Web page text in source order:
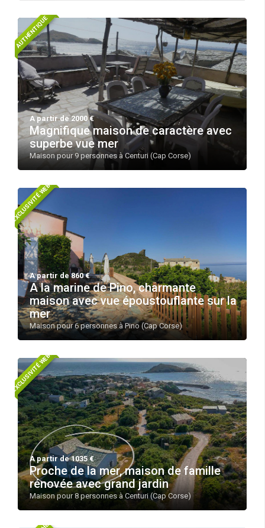
AUTHENTIQUE
A partir de 2000 €
Magnifique maison de caractère avec
superbe vue mer
Maison pour 9 personnes à Centuri (Cap Corse)
EXCLUSIVITÉ WEB!
A partir de 860 €
A la marine de Pino, charmante
maison avec vue époustouflante sur la
mer
Maison pour 6 personnes à Pino (Cap Corse)
EXCLUSIVITÉ WEB!
A partir de 1035 €
Proche de la mer, maison de famille
rénovée avec grand jardin
Maison pour 8 personnes à Centuri (Cap Corse)